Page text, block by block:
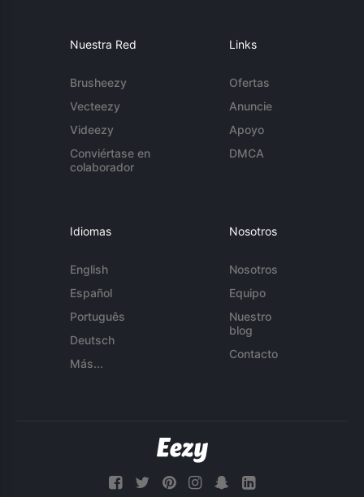
Nuestra Red
Brusheezy
Vecteezy
Videezy
Conviértase en
colaborador
Links
Ofertas
Anuncie
Apoyo
DMCA
Idiomas
English
Español
Português
Deutsch
Más...
Nosotros
Nosotros
Equipo
Nuestro
blog
Contacto